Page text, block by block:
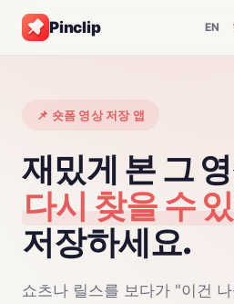
Pinclip EN
📌 숏폼 영상 저장 앱
재밌게 본 그
다시 찾을 수
저장하세요.
쇼츠나 릴스를 보다가 "이건